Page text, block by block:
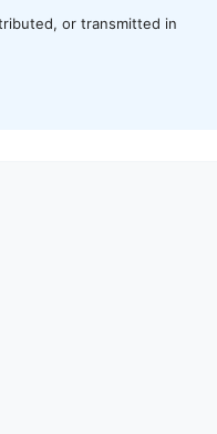
or transmitted in